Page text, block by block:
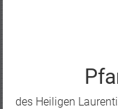
des Heiligen